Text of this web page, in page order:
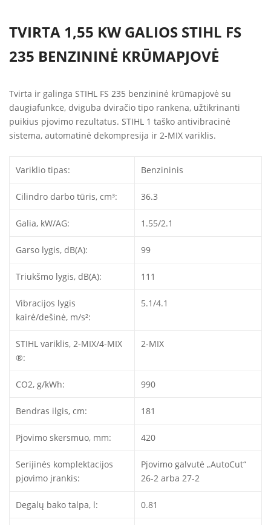
TVIRTA 1,55 KW GALIOS STIHL FS
235 BENZININĖ KRŪMAPJOVĖ
Tvirta ir galinga STIHL FS 235 benzininė krūmapjovė su
daugiafunkce, dviguba dviračio tipo rankena, užtikrinanti
puikius pjovimo rezultatus. STIHL 1 taško antivibracinė
sistema, automatinė dekompresija ir 2-MIX variklis.
Variklio tipas: Benzininis
Cilindro darbo tūris, cm³: 36.3
Galia, kW/AG: 1.55/2.1
Garso lygis, dB(A): 99
Triukšmo lygis, dB(A): 111
Vibracijos lygis
kairė/dešinė, m/s²:
5.1/4.1
STIHL variklis, 2-MIX/4-MIX
®:
2-MIX
CO2, g/kWh: 990
Bendras ilgis, cm: 181
Pjovimo skersmuo, mm: 420
Serijinės komplektacijos
pjovimo įrankis:
Pjovimo galvutė „AutoCut“
26-2 arba 27-2
Degalų bako talpa, l: 0.81